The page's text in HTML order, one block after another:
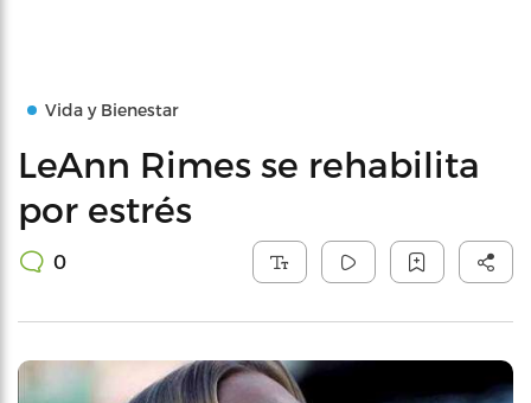
Vida y Bienestar
LeAnn Rimes se rehabilita
por estrés
0